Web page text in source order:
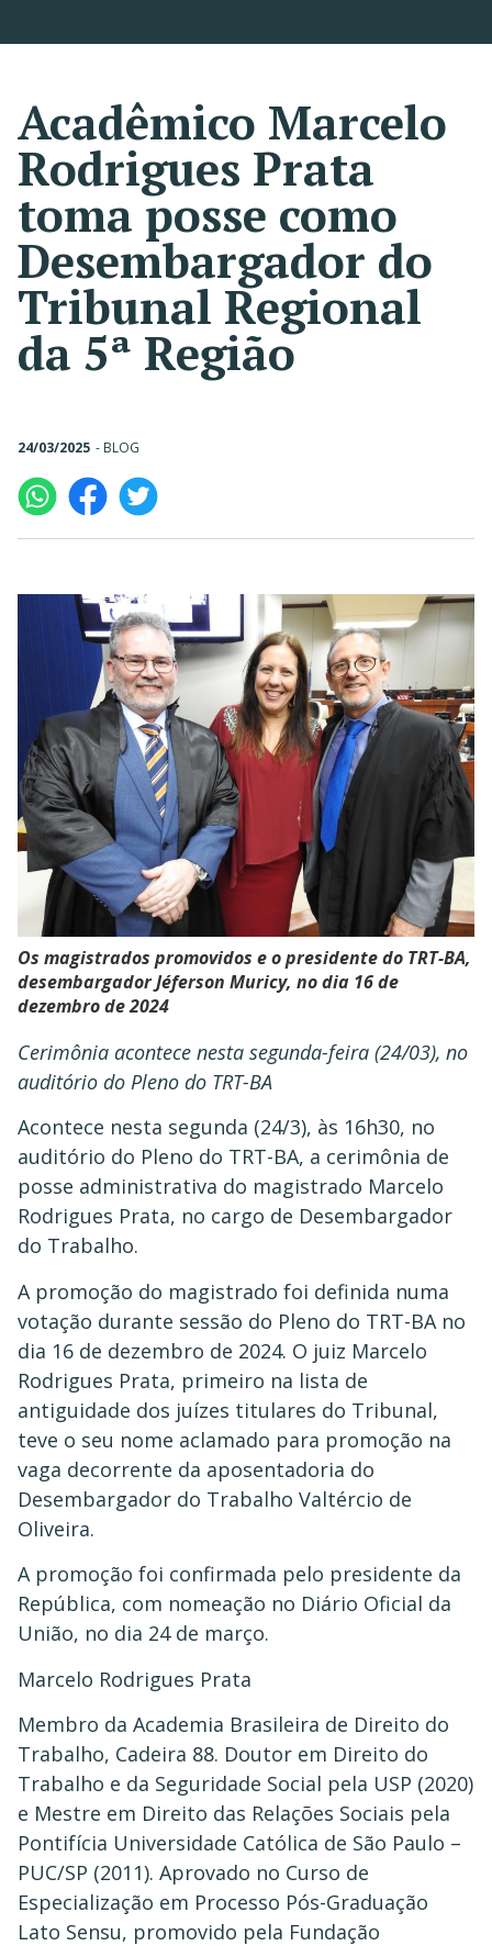
Acadêmico Marcelo
Rodrigues Prata
toma posse como
Desembargador do
Tribunal Regional
da 5ª Região
24/03/2025 - BLOG
Os magistrados promovidos e o presidente do TRT-BA,
desembargador Jéferson Muricy, no dia 16 de
dezembro de 2024
Cerimônia acontece nesta segunda-feira (24/03), no
auditório do Pleno do TRT-BA
Acontece nesta segunda (24/3), às 16h30, no
auditório do Pleno do TRT-BA, a cerimônia de
posse administrativa do magistrado Marcelo
Rodrigues Prata, no cargo de Desembargador
do Trabalho.
A promoção do magistrado foi definida numa
votação durante sessão do Pleno do TRT-BA no
dia 16 de dezembro de 2024. O juiz Marcelo
Rodrigues Prata, primeiro na lista de
antiguidade dos juízes titulares do Tribunal,
teve o seu nome aclamado para promoção na
vaga decorrente da aposentadoria do
Desembargador do Trabalho Valtércio de
Oliveira.
A promoção foi confirmada pelo presidente da
República, com nomeação no Diário Oficial da
União, no dia 24 de março.
Marcelo Rodrigues Prata
Membro da Academia Brasileira de Direito do
Trabalho, Cadeira 88. Doutor em Direito do
Trabalho e da Seguridade Social pela USP (2020)
e Mestre em Direito das Relações Sociais pela
Pontifícia Universidade Católica de São Paulo –
PUC/SP (2011). Aprovado no Curso de
Especialização em Processo Pós-Graduação
Lato Sensu, promovido pela Fundação